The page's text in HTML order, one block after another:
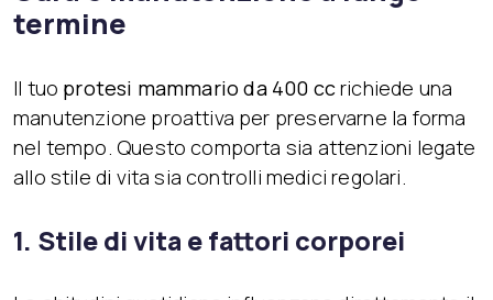
termine
Il tuo protesi mammario da 400 ccrichiede una
manutenzione proattiva per preservarne la forma
nel tempo. Questo comporta sia attenzioni legate
allo stile di vita sia controlli medici regolari.
1. Stile di vita e fattori corporei